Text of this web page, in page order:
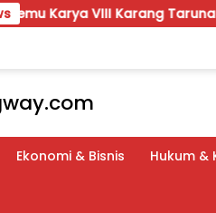
Taruna Lampung Siap
Ekonomi & Bisnis Hukum &